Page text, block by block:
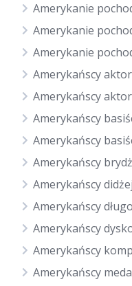
Amerykanie
Amerykanie
Amerykanie
Amerykańscy
Amerykańscy
Amerykańscy
Amerykańscy
Amerykańscy
Amerykańscy
Amerykańscy
Amerykańscy
Amerykańscy
Amerykańscy